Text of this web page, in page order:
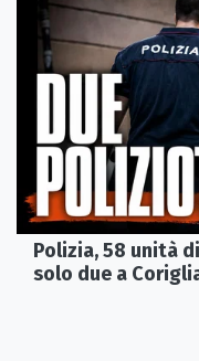
Polizia, 58 unità
solo due a